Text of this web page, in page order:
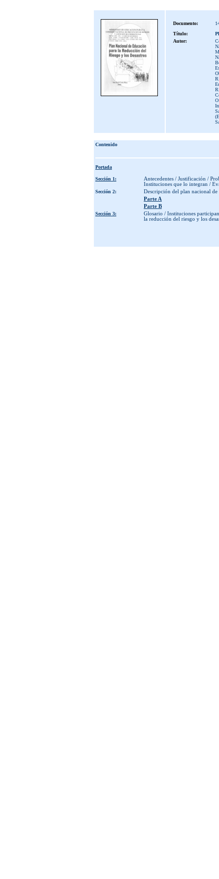
Documento:
Título:
Autor:
Contenido
Portada
Sección 1:
Antecedentes / Justificación /
Instituciones que lo integran /
Sección 2:
Descripción del plan nacional de
Parte A
Parte B
Sección 3:
Glosario / Instituciones
la reducción del riesgo y los